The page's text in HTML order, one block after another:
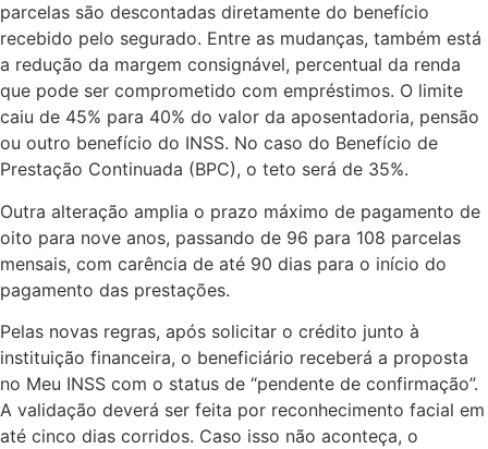
Atualidades
Blogs e Colunas
Especiais
TV Portal
Sobre o Portal Acre
Expediente
Política de
privacidade
parcelas são descontadas diretamente do benefício
recebido pelo segurado. Entre as mudanças, também está
a redução da margem consignável, percentual da renda
que pode ser comprometido com empréstimos. O limite
caiu de 45% para 40% do valor da aposentadoria, pensão
ou outro benefício do INSS. No caso do Benefício de
Prestação Continuada (BPC), o teto será de 35%.
Outra alteração amplia o prazo máximo de pagamento de
oito para nove anos, passando de 96 para 108 parcelas
mensais, com carência de até 90 dias para o início do
pagamento das prestações.
Pelas novas regras, após solicitar o crédito junto à
instituição financeira, o beneficiário receberá a proposta
no Meu INSS com o status de “pendente de confirmação”.
A validação deverá ser feita por reconhecimento facial em
até cinco dias corridos. Caso isso não aconteça, o